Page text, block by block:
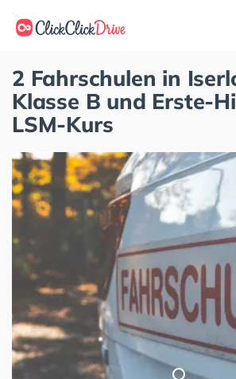
2 Fahrschulen in
Klasse B und Erste-
LSM-Kurs